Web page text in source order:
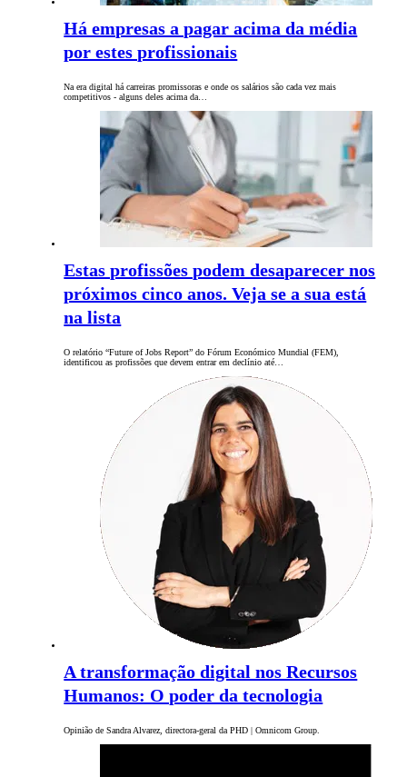
Há empresas a pagar acima da média
por estes profissionais
Na era digital há carreiras promissoras e onde os salários são cada vez mais
competitivos - alguns deles acima da…
Estas profissões podem desaparecer nos
próximos cinco anos. Veja se a sua está
na lista
O relatório “Future of Jobs Report” do Fórum Económico Mundial (FEM),
identificou as profissões que devem entrar em declínio até…
A transformação digital nos Recursos
Humanos: O poder da tecnologia
Opinião de Sandra Alvarez, directora-geral da PHD | Omnicom Group.